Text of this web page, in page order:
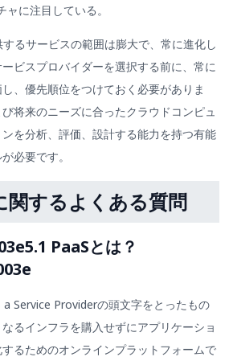
に注目している。
るサービスの範囲は膨大で、常に進化し
ビスプロバイダーを選択する前に、常に
、優先順位をつけておく必要がありま
将来のニーズに合ったクラウドコンピュ
を分析、評価、設計する能力を持つ有能
必要です。
関するよくある質問
PaaSとは？
Service Providerの頭文字をとったもの
るインフラを購入せずにアプリケーショ
るためのオンラインプラットフォームで